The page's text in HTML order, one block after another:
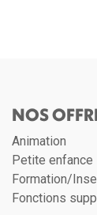
NOS
Animation
Petite enfance
Formation/
Fonctions